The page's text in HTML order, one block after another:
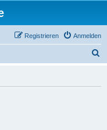
Anmelden
Registrieren